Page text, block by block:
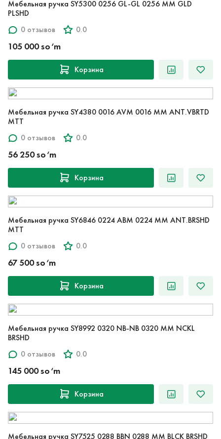
Мебельная ручка SY5300 0256 GL-GL 0256 MM GLD
PLSHD
0 отзывов
0.0
105 000 so‘m
Корзина
Мебельная ручка SY4380 0016 AVM 0016 MM ANT.VBRTD
MTT
0 отзывов
0.0
56 250 so‘m
Корзина
Мебельная ручка SY6846 0224 ABM 0224 MM ANT.BRSHD
MTT
0 отзывов
0.0
67 500 so‘m
Корзина
Мебельная ручка SY8992 0320 NB-NB 0320 MM NCKL
BRSHD
0 отзывов
0.0
145 000 so‘m
Корзина
Мебельная ручка SY7525 0288 BBN 0288 MM BLCK BRSHD